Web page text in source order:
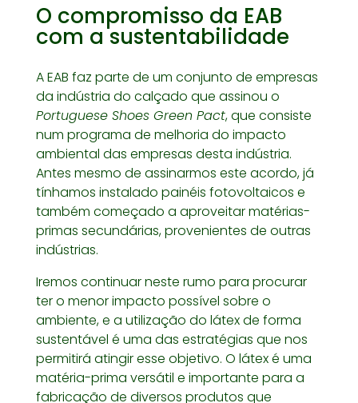
O compromisso da EAB
com a sustentabilidade
A EAB faz parte de um conjunto de empresas
da indústria do calçado que assinou o
Portuguese Shoes Green Pact, que consiste
num programa de melhoria do impacto
ambiental das empresas desta indústria.
Antes mesmo de assinarmos este acordo, já
tínhamos instalado painéis fotovoltaicos e
também começado a aproveitar matérias-
primas secundárias, provenientes de outras
indústrias.
Iremos continuar neste rumo para procurar
ter o menor impacto possível sobre o
ambiente, e a utilização do látex de forma
sustentável é uma das estratégias que nos
permitirá atingir esse objetivo. O látex é uma
matéria-prima versátil e importante para a
fabricação de diversos produtos que